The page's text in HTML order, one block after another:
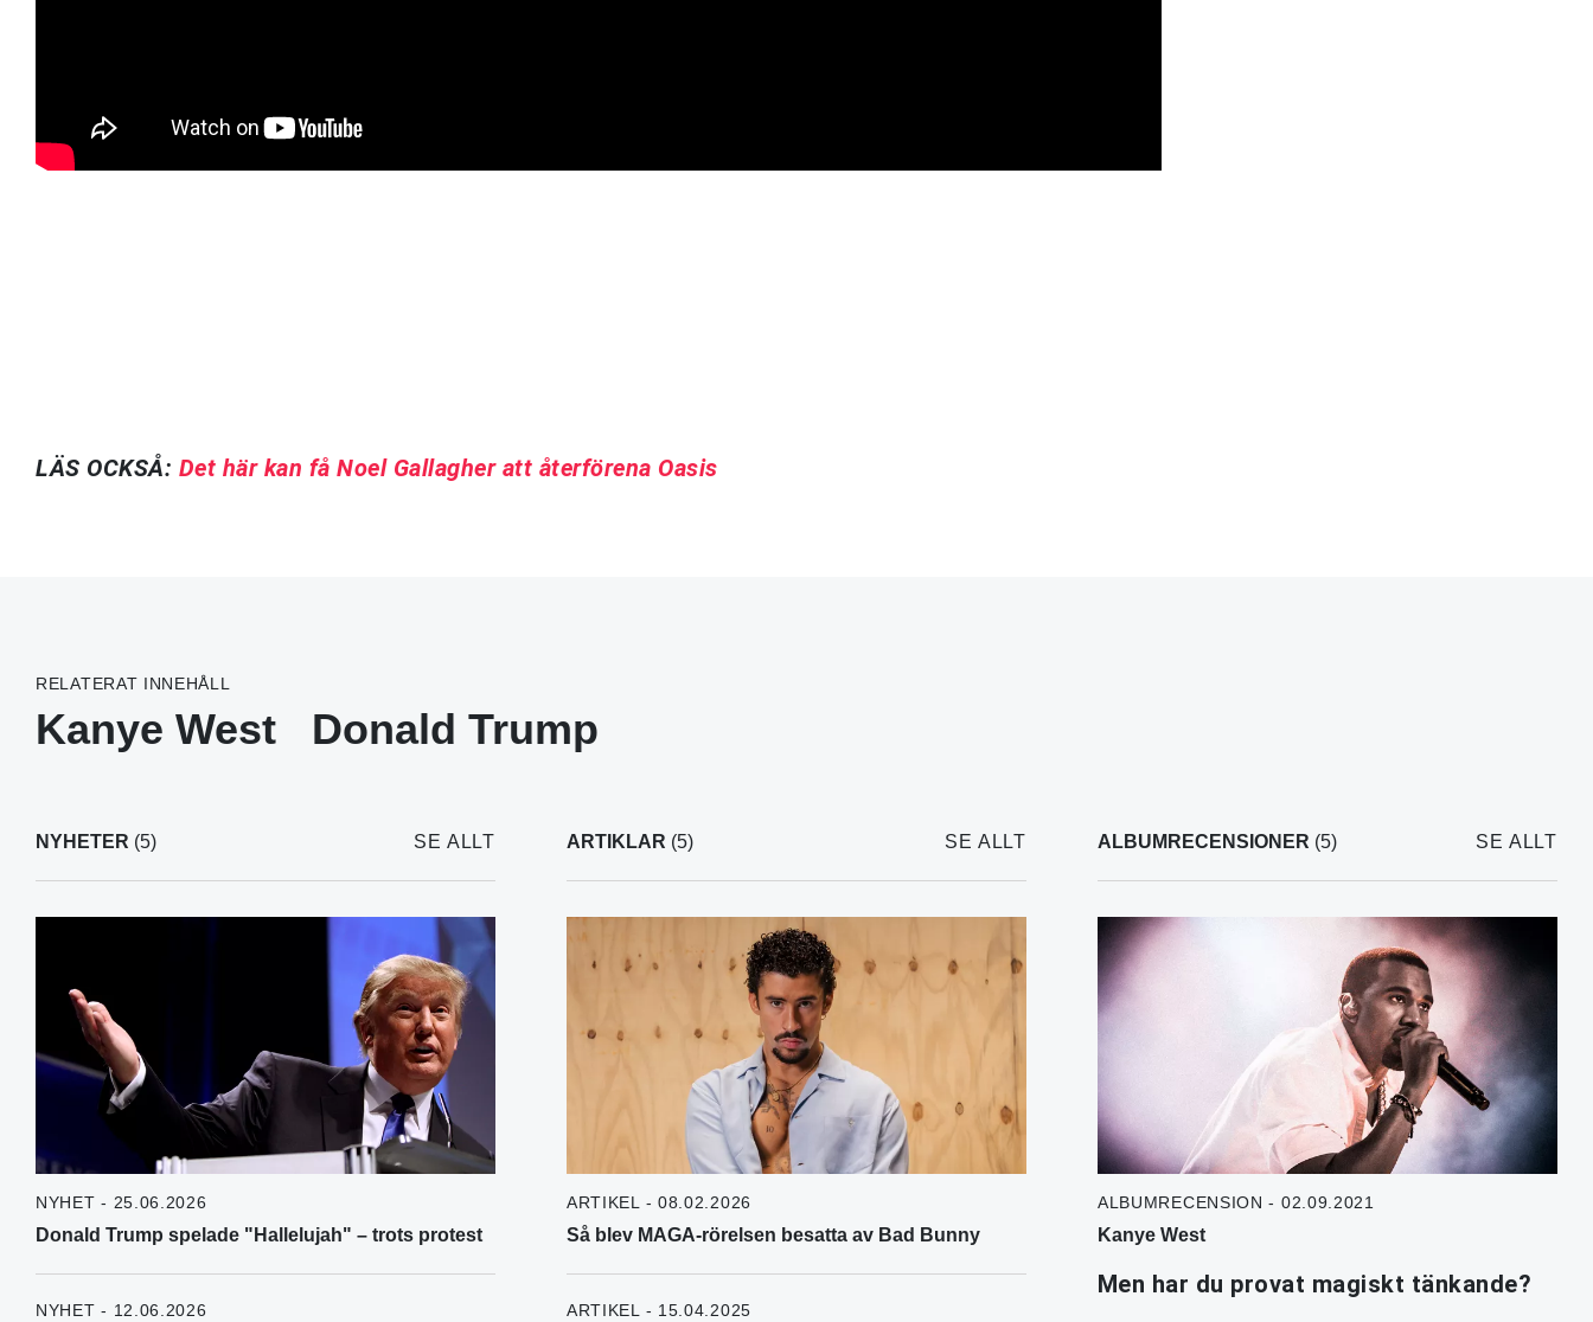
LÄS OCKSÅ: Det här kan få Noel Gallagher att återförena Oasis
RELATERAT INNEHÅLL
Kanye West Donald Trump
NYHETER (5) SE ALLT
NYHET - 25.06.2026
Donald Trump spelade "Hallelujah" – trots protest
NYHET - 12.06.2026
ARTIKLAR (5) SE ALLT
ARTIKEL - 08.02.2026
Så blev MAGA-rörelsen besatta av Bad Bunny
ARTIKEL - 15.04.2025
ALBUMRECENSIONER (5) SE ALLT
ALBUMRECENSION - 02.09.2021
Kanye West
Men har du provat magiskt tänkande?